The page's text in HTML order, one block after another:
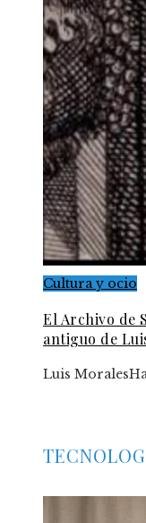
Cultura y ocio
El Archivo de
antiguo de
Luis Morales